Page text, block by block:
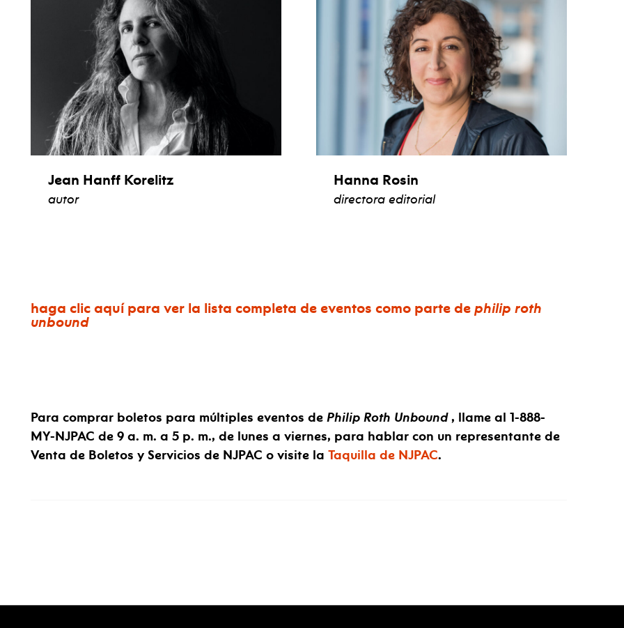
Jean Hanff Korelitz
autor
Hanna Rosin
directora editorial
haga clic aquí para ver la lista completa de eventos como parte de philip roth
unbound
Para comprar boletos para múltiples eventos de Philip Roth Unbound, llame al 1-888-
MY-NJPAC de 9 a. m. a 5 p. m., de lunes a viernes, para hablar con un representante de
Venta de Boletos y Servicios de NJPAC o visite la Taquilla de NJPAC.